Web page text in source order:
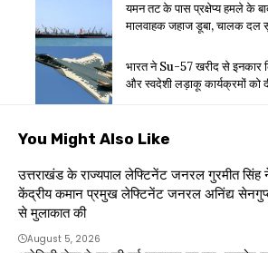
यमन तट के पास प्रक्षेप्य हमले के
मालवाहक जहाज डूबा, चालक दल
भारत ने Su-57 खरीद से इनकार
और स्वदेशी लड़ाकू कार्यक्रमों को
You Might Also Like
उत्तराखंड के राज्यपाल लेफ्टिनेंट जनरल गुरमीत सिंह
केंद्रीय कमान प्रमुख लेफ्टिनेंट जनरल अनिंद्य
से मुलाकात की
August 5, 2026